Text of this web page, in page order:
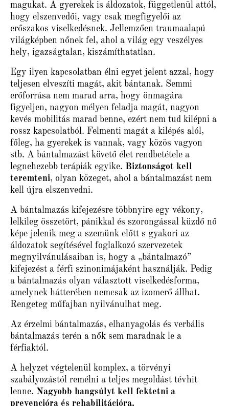
magukat. A gyerekek is áldozatok, függetlenül attól,
hogy elszenvedői, vagy csak megfigyelői az
erőszakos viselkedésnek. Jellemzően traumaalapú
világképben nőnek fel, ahol a világ egy veszélyes
hely, igazságtalan, kiszámíthatatlan.
Egy ilyen kapcsolatban élni egyet jelent azzal, hogy
teljesen elveszíti magát, akit bántanak. Semmi
erőforrása nem marad arra, hogy önmagára
figyeljen, nagyon mélyen feladja magát, nagyon
kevés mobilitás marad benne, ezért nem tud kilépni a
rossz kapcsolatból. Felmenti magát a kilépés alól,
főleg, ha gyerekek is vannak, vagy közös vagyon
stb. A bántalmazást követő élet rendbetétele a
legnehezebb terápiák egyike. Biztonságot kell
teremteni, olyan közeget, ahol a bántalmazást nem
kell újra elszenvedni.
A bántalmazás kifejezésre többnyire egy vékony,
lelkileg összetört, pánikkal és szorongással küzdő nő
képe jelenik meg a szemünk előtt s gyakori az
áldozatok segítésével foglalkozó szervezetek
megnyilvánulásaiban is, hogy a „bántalmazó”
kifejezést a férfi szinonimájaként használják. Pedig
a bántalmazás olyan választott viselkedésforma,
amelynek hátterében nemcsak az izomerő állhat.
Rengeteg műfajban nyilvánulhat meg.
Az érzelmi bántalmazás, elhanyagolás és verbális
bántalmazás terén a nők sem maradnak le a
férfiaktól.
A helyzet végtelenül komplex, a törvényi
szabályozástól remélni a teljes megoldást tévhit
lenne. Nagyobb hangsúlyt kell fektetni a
prevencióra és rehabilitációra.